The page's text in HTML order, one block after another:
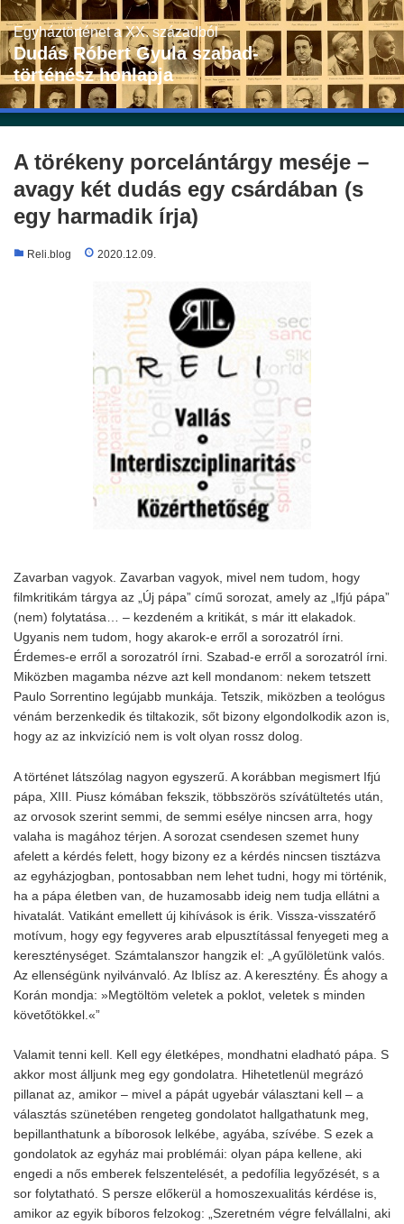
Skip
to
content
Egyháztörténet a XX. századból
Dudás Róbert Gyula szabad-
történész honlapja
A törékeny porcelántárgy meséje –
avagy két dudás egy csárdában (s
egy harmadik írja)
Reli.blog 2020.12.09.
Zavarban vagyok. Zavarban vagyok, mivel nem tudom, hogy
filmkritikám tárgya az „Új pápa” című sorozat, amely az „Ifjú pápa”
(nem) folytatása… – kezdeném a kritikát, s már itt elakadok.
Ugyanis nem tudom, hogy akarok-e erről a sorozatról írni.
Érdemes-e erről a sorozatról írni. Szabad-e erről a sorozatról írni.
Miközben magamba nézve azt kell mondanom: nekem tetszett
Paulo Sorrentino legújabb munkája. Tetszik, miközben a teológus
vénám berzenkedik és tiltakozik, sőt bizony elgondolkodik azon is,
hogy az az inkvizíció nem is volt olyan rossz dolog.
A történet látszólag nagyon egyszerű. A korábban megismert Ifjú
pápa, XIII. Piusz kómában fekszik, többszörös szívátültetés után,
az orvosok szerint semmi, de semmi esélye nincsen arra, hogy
valaha is magához térjen. A sorozat csendesen szemet huny
afelett a kérdés felett, hogy bizony ez a kérdés nincsen tisztázva
az egyházjogban, pontosabban nem lehet tudni, hogy mi történik,
ha a pápa életben van, de huzamosabb ideig nem tudja ellátni a
hivatalát. Vatikánt emellett új kihívások is érik. Vissza-visszatérő
motívum, hogy egy fegyveres arab elpusztítással fenyegeti meg a
kereszténységet. Számtalanszor hangzik el: „A gyűlöletünk valós.
Az ellenségünk nyilvánvaló. Az Iblísz az. A keresztény. És ahogy a
Korán mondja: »Megtöltöm veletek a poklot, veletek s minden
követőtökkel.«”
Valamit tenni kell. Kell egy életképes, mondhatni eladható pápa. S
akkor most álljunk meg egy gondolatra. Hihetetlenül megrázó
pillanat az, amikor – mivel a pápát ugyebár választani kell – a
választás szünetében rengeteg gondolatot hallgathatunk meg,
bepillanthatunk a bíborosok lelkébe, agyába, szívébe. S ezek a
gondolatok az egyház mai problémái: olyan pápa kellene, aki
engedi a nős emberek felszentelését, a pedofília legyőzését, s a
sor folytatható. S persze előkerül a homoszexualitás kérdése is,
amikor az egyik bíboros felzokog: „Szeretném végre felvállalni, aki